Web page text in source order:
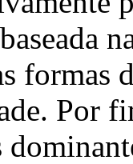
formas
Por